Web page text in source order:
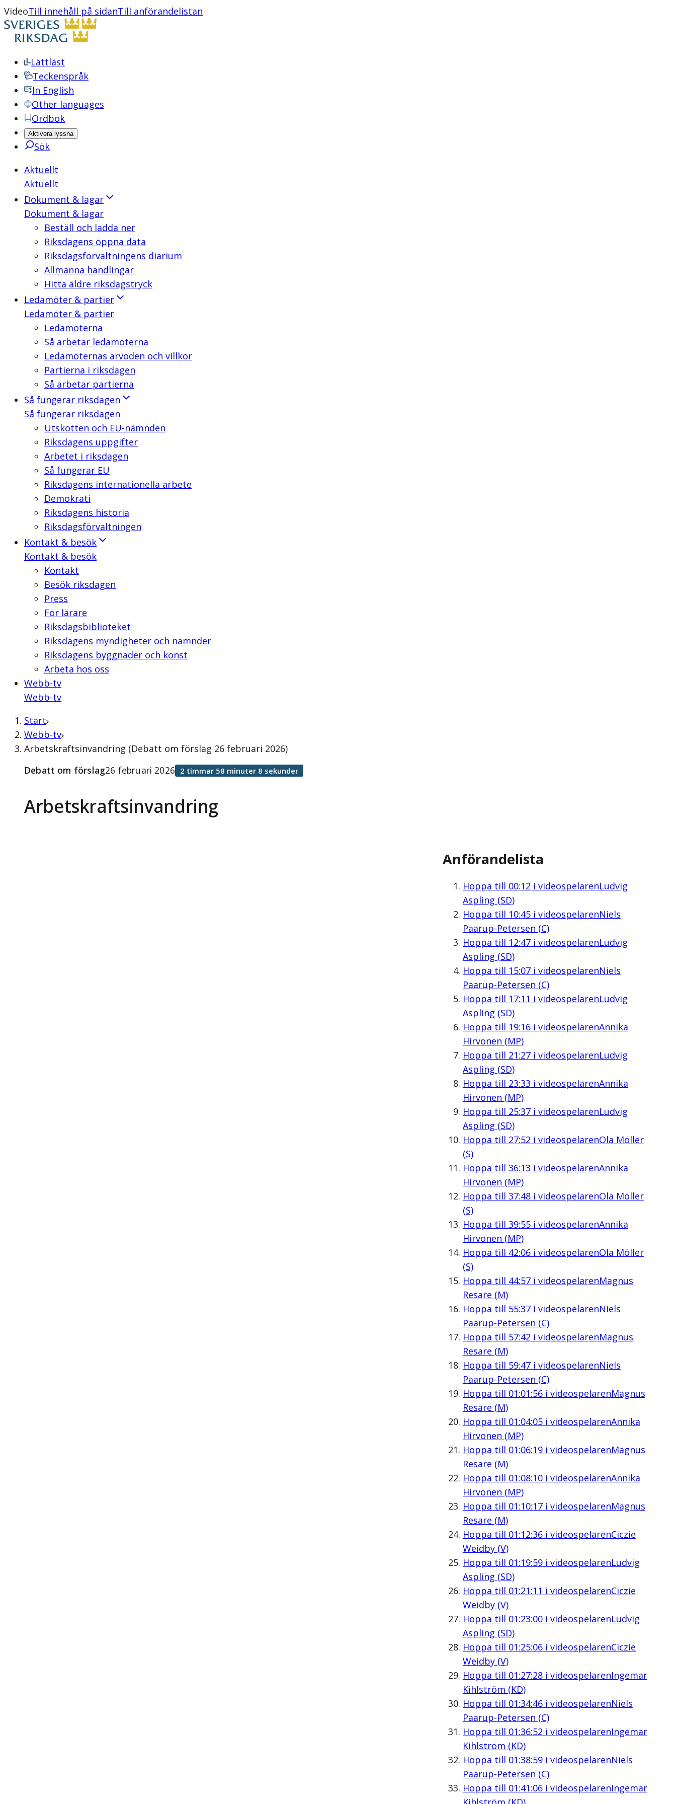
VideoTill innehåll på sidanTill anförandelistan
Lättläst
Teckenspråk
In English
Other languages
Ordbok
Aktivera lyssna
Sök
Aktuellt
Aktuellt
Dokument & lagar
Dokument & lagar
Beställ och ladda ner
Riksdagens öppna data
Riksdagsförvaltningens diarium
Allmänna handlingar
Hitta äldre riksdagstryck
Ledamöter & partier
Ledamöter & partier
Ledamöterna
Så arbetar ledamöterna
Ledamöternas arvoden och villkor
Partierna i riksdagen
Så arbetar partierna
Så fungerar riksdagen
Så fungerar riksdagen
Utskotten och EU-nämnden
Riksdagens uppgifter
Arbetet i riksdagen
Så fungerar EU
Riksdagens internationella arbete
Demokrati
Riksdagens historia
Riksdagsförvaltningen
Kontakt & besök
Kontakt & besök
Kontakt
Besök riksdagen
Press
För lärare
Riksdagsbiblioteket
Riksdagens myndigheter och nämnder
Riksdagens byggnader och konst
Arbeta hos oss
Webb-tv
Webb-tv
Start
Webb-tv
Arbetskraftsinvandring (Debatt om förslag 26 februari 2026)
Arbetskraftsinvandring
Debatt om förslag26 februari 2026 2 timmar 58 minuter 8 sekunder
Anförandelista
Hoppa till 00:12 i videospelarenLudvig
Aspling (SD)
Hoppa till 10:45i videospelarenNiels
Paarup-Petersen (C)
Hoppa till 12:47i videospelarenLudvig
Aspling (SD)
Hoppa till 15:07i videospelarenNiels
Paarup-Petersen (C)
Hoppa till 17:11 i videospelarenLudvig
Aspling (SD)
Hoppa till 19:16i videospelarenAnnika
Hirvonen (MP)
Hoppa till 21:27i videospelarenLudvig
Aspling (SD)
Hoppa till 23:33 i videospelarenAnnika
Hirvonen (MP)
Hoppa till 25:37i videospelarenLudvig
Aspling (SD)
Hoppa till 27:52 i videospelarenOla Möller
(S)
Hoppa till 36:13 i videospelarenAnnika
Hirvonen (MP)
Hoppa till 37:48i videospelarenOla Möller
(S)
Hoppa till 39:55i videospelarenAnnika
Hirvonen (MP)
Hoppa till 42:06i videospelarenOla Möller
(S)
Hoppa till 44:57i videospelarenMagnus
Resare (M)
Hoppa till 55:37i videospelarenNiels
Paarup-Petersen (C)
Hoppa till 57:42 i videospelarenMagnus
Resare (M)
Hoppa till 59:47i videospelarenNiels
Paarup-Petersen (C)
Hoppa till 01:01:56i videospelarenMagnus
Resare (M)
Hoppa till 01:04:05i videospelarenAnnika
Hirvonen (MP)
Hoppa till 01:06:19i videospelarenMagnus
Resare (M)
Hoppa till 01:08:10i videospelarenAnnika
Hirvonen (MP)
Hoppa till 01:10:17i videospelarenMagnus
Resare (M)
Hoppa till 01:12:36i videospelarenCiczie
Weidby (V)
Hoppa till 01:19:59i videospelarenLudvig
Aspling (SD)
Hoppa till 01:21:11 i videospelarenCiczie
Weidby (V)
Hoppa till 01:23:00i videospelarenLudvig
Aspling (SD)
Hoppa till 01:25:06i videospelarenCiczie
Weidby (V)
Hoppa till 01:27:28i videospelarenIngemar
Kihlström (KD)
Hoppa till 01:34:46i videospelarenNiels
Paarup-Petersen (C)
Hoppa till 01:36:52 i videospelarenIngemar
Kihlström (KD)
Hoppa till 01:38:59i videospelarenNiels
Paarup-Petersen (C)
Hoppa till 01:41:06i videospelarenIngemar